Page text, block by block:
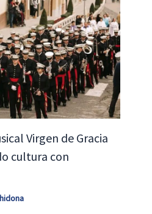
Virgen de Gracia
cultura con